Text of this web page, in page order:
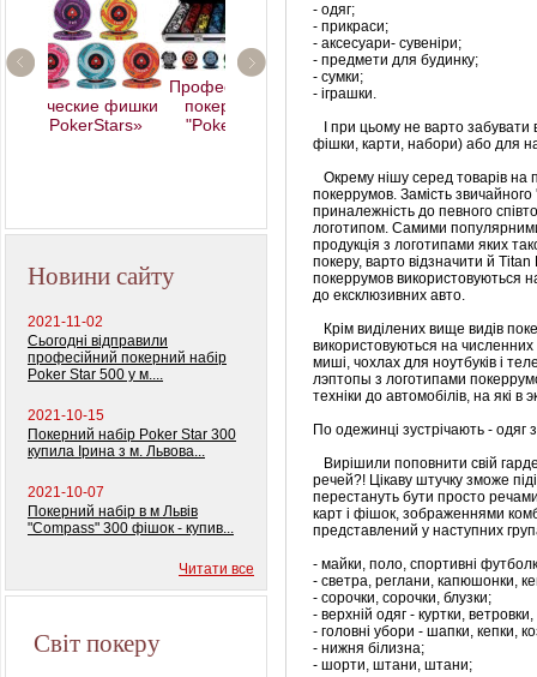
Профессиональный
покерный набор
"Poker Star" 500
Новини сайту
2021-11-02
Сьогодні відправили
професійний покерний набір
Poker Star 500 у м....
2021-10-15
Покерний набір Poker Star 300
купила Ірина з м. Львова...
2021-10-07
Покерний набір в м Львів
"Compass" 300 фішок - купив...
Читати все
Світ покеру
- одяг;
- прикраси;
- аксесуари- сувеніри;
- предмети для будинку;
- сумки;
- іграшки.
І при цьому не варто забувати
фішки, карти, набори) або для
Окрему нішу серед товарів на
покеррумов. Замість
приналежність до певного
логотипом. Самими
продукція з логотипами яких
покеру, варто відзначити й
покеррумов використовуються
до ексклюзивних авто.
Крім виділених вище видів
використовуються на
миші, чохлах для ноутбуків і
лэптопы з логотипами
техніки до автомобілів, на які
По одежинці зустрічають - одяг
Вирішили поповнити свій
речей?! Цікаву штучку зможе
перестануть бути просто
карт і фішок, зображеннями
представлений у наступних
- майки, поло, спортивні
- светра, реглани, капюшонки,
- сорочки, сорочки, блузки;
- верхній одяг - куртки,
- головні убори - шапки, кепки,
- нижня білизна;
- шорти, штани, штани;